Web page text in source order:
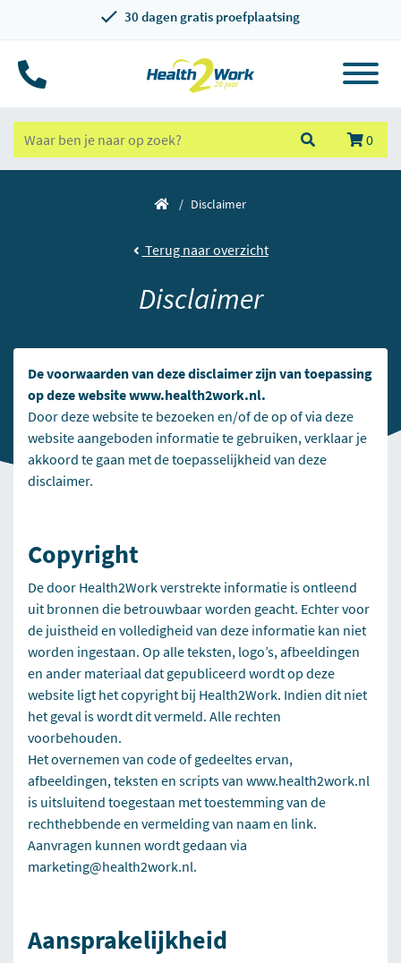
30 dagen gratis proefplaatsing
0
Disclaimer
Terug naar overzicht
Disclaimer
De voorwaarden van deze disclaimer zijn van toepassing
op deze websitewww.health2work.nl.
Door deze website te bezoeken en/of de op of via deze
website aangeboden informatie te gebruiken, verklaar je
akkoord te gaan met de toepasselijkheid van deze
disclaimer.
Copyright
De door Health2Work verstrekte informatie is ontleend
uit bronnen die betrouwbaar worden geacht. Echter voor
de juistheid en volledigheid van deze informatie kan niet
worden ingestaan. Op alle teksten, logo’s, afbeeldingen
en ander materiaal dat gepubliceerd wordt op deze
website ligt het copyright bij Health2Work. Indien dit niet
het geval is wordt dit vermeld. Alle rechten
voorbehouden.
Het overnemen van code of gedeeltes ervan,
afbeeldingen, teksten en scripts van www.health2work.nl
is uitsluitend toegestaan met toestemming van de
rechthebbende en vermelding van naam en link.
Aanvragen kunnen wordt gedaan via
marketing@health2work.nl.
Aansprakelijkheid